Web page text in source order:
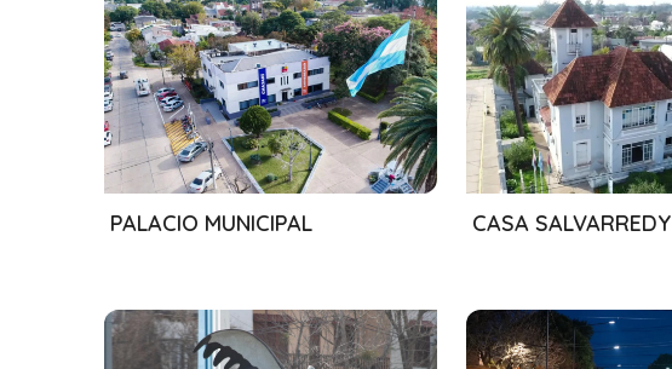
01/08/2024
PALACIO MUNICIPAL
01/08/2024
CASA SALVARREDY